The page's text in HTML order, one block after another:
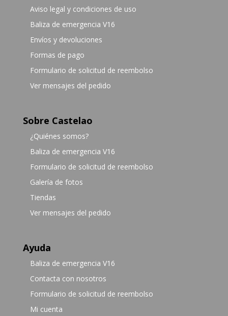
Aviso legal y condiciones de uso
Baliza de emergencia V16
Envíos y devoluciones
Formas de pago
Formulario de solicitud de reembolso
Ver mensajes del pedido
Sobre Castelao
¿Quiénes somos?
Baliza de emergencia V16
Formulario de solicitud de reembolso
Galería de fotos
Tiendas
Ver mensajes del pedido
Ayuda
Baliza de emergencia V16
Contacta con nosotros
Formulario de solicitud de reembolso
Mi cuenta